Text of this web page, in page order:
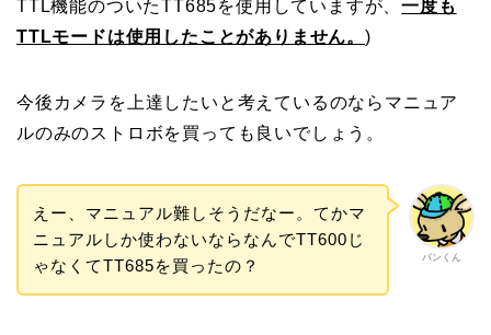
TTL機能のついたTT685を使用していますが、一度も
TTLモードは使用したことがありません。 )
今後カメラを上達したいと考えているのならマニュア
ルのみのストロボを買っても良いでしょう。
パンくん
えー、マニュアル難しそうだなー。てかマ
ニュアルしか使わないならなんでTT600じ
ゃなくてTT685を買ったの？